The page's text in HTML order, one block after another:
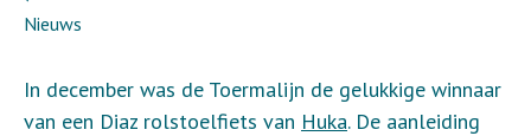
Nieuws
In december was de Toermalijn de gelukkige winnaar
van een Diaz rolstoelfiets van Huka. De aanleiding